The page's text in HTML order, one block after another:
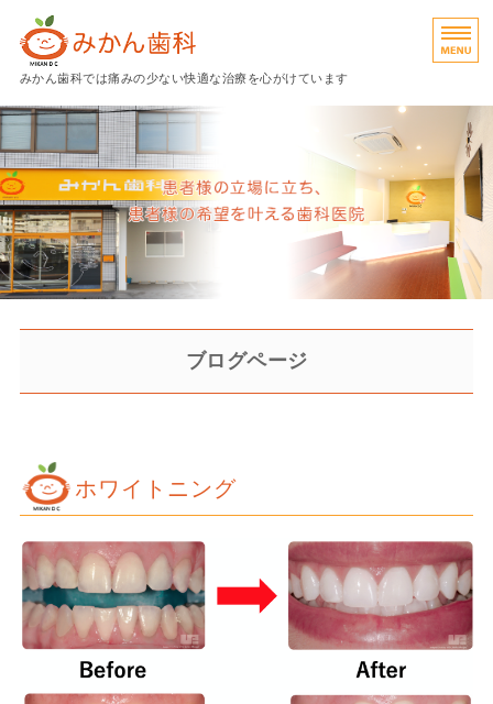
広島県呉市のみかん歯科｜予
みかん歯科では痛みの少ない快適な治療を心がけています
診療内容
院長挨拶
院内紹介
アクセス
ブログページ
ホワイトニング